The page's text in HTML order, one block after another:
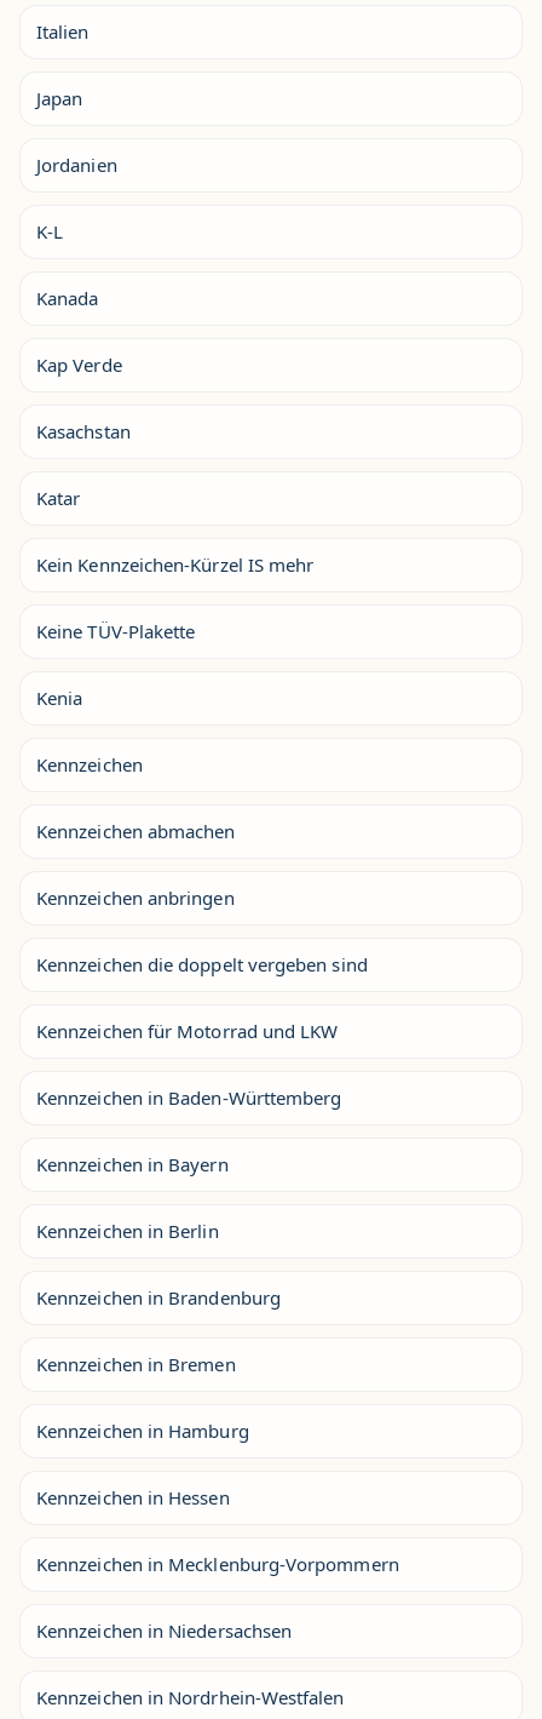
Italien
Japan
Jordanien
K-L
Kanada
Kap Verde
Kasachstan
Katar
Kein Kennzeichen-Kürzel IS mehr
Keine TÜV-Plakette
Kenia
Kennzeichen
Kennzeichen abmachen
Kennzeichen anbringen
Kennzeichen die doppelt vergeben sind
Kennzeichen für Motorrad und LKW
Kennzeichen in Baden-Württemberg
Kennzeichen in Bayern
Kennzeichen in Berlin
Kennzeichen in Brandenburg
Kennzeichen in Bremen
Kennzeichen in Hamburg
Kennzeichen in Hessen
Kennzeichen in Mecklenburg-Vorpommern
Kennzeichen in Niedersachsen
Kennzeichen in Nordrhein-Westfalen